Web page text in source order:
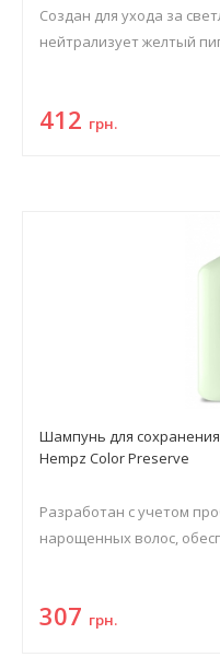
Создан для ухода за
нейтрализует желтый
412 грн.
Шампунь для
Hempz Color Preserve
Разработан с учетом
нарощенных волос,
307 грн.